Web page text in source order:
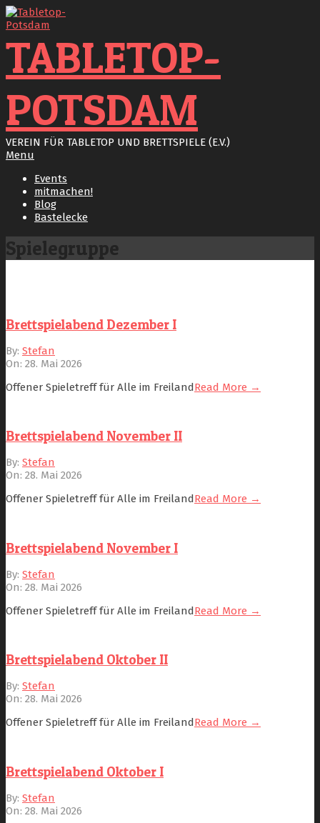
Skip
to
TABLETOP-
POTSDAM
VEREIN FÜR TABLETOP UND BRETTSPIELE (E.V.)
Primary
Menu
Menu
Events
mitmachen!
Blog
Bastelecke
Spielegruppe
Brettspielabend Dezember I
2026-
05-
By: Stefan
On: 28. Mai 2026
Offener Spieletreff für Alle im FreilandRead More →
Brettspielabend November II
2026-
05-
By: Stefan
On: 28. Mai 2026
Offener Spieletreff für Alle im FreilandRead More →
Brettspielabend November I
2026-
05-
By: Stefan
On: 28. Mai 2026
Offener Spieletreff für Alle im FreilandRead More →
Brettspielabend Oktober II
2026-
05-
By: Stefan
On: 28. Mai 2026
Offener Spieletreff für Alle im FreilandRead More →
Brettspielabend Oktober I
2026-
05-
By: Stefan
On: 28. Mai 2026